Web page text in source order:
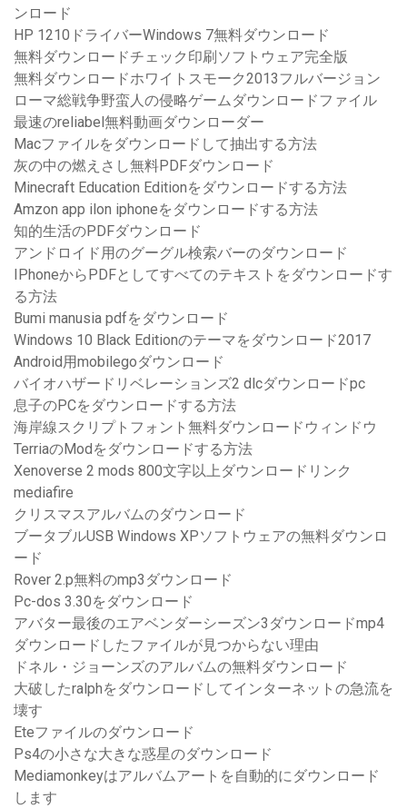
ンロード
HP 1210ドライバーWindows 7無料ダウンロード
無料ダウンロードチェック印刷ソフトウェア完全版
無料ダウンロードホワイトスモーク2013フルバージョン
ローマ総戦争野蛮人の侵略ゲームダウンロードファイル
最速のreliabel無料動画ダウンローダー
Macファイルをダウンロードして抽出する方法
灰の中の燃えさし無料PDFダウンロード
Minecraft Education Editionをダウンロードする方法
Amzon app ilon iphoneをダウンロードする方法
知的生活のPDFダウンロード
アンドロイド用のグーグル検索バーのダウンロード
IPhoneからPDFとしてすべてのテキストをダウンロードす
る方法
Bumi manusia pdfをダウンロード
Windows 10 Black Editionのテーマをダウンロード2017
Android用mobilegoダウンロード
バイオハザードリベレーションズ2 dlcダウンロードpc
息子のPCをダウンロードする方法
海岸線スクリプトフォント無料ダウンロードウィンドウ
TerriaのModをダウンロードする方法
Xenoverse 2 mods 800文字以上ダウンロードリンク
mediafire
クリスマスアルバムのダウンロード
ブータブルUSB Windows XPソフトウェアの無料ダウンロ
ード
Rover 2.p無料のmp3ダウンロード
Pc-dos 3.30をダウンロード
アバター最後のエアベンダーシーズン3ダウンロードmp4
ダウンロードしたファイルが見つからない理由
ドネル・ジョーンズのアルバムの無料ダウンロード
大破したralphをダウンロードしてインターネットの急流を
壊す
Eteファイルのダウンロード
Ps4の小さな大きな惑星のダウンロード
Mediamonkeyはアルバムアートを自動的にダウンロード
します